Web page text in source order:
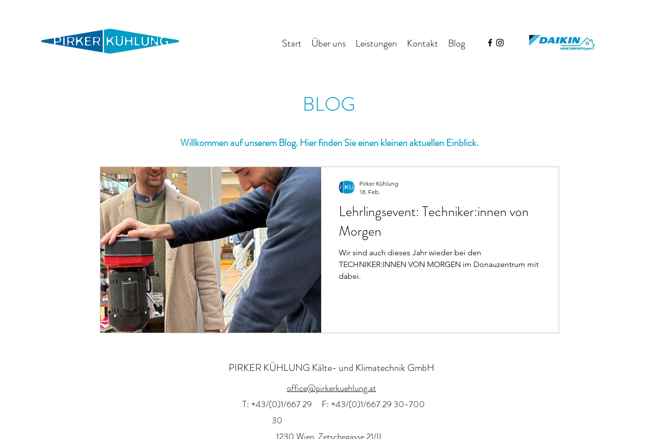
Start Über uns Leistungen Kontakt Blog
BLOG
Lehrlingsevent: Techniker:innen von
Morgen
Wir sind auch dieses Jahr wieder bei den
TECHNIKER:INNEN VON MORGEN im Donauzentrum mit
dabei.
Pirker Kühlung
18. Feb.
Willkommen auf unserem Blog. Hier finden Sie einen kleinen aktuellen Einblick.
PIRKER KÜHLUNG Kälte- und Klimatechnik GmbH
office@pirkerkuehlung.at
T: +43/(0)1/667 29
30
F: +43/(0)1/667 29 30-700
1230 Wien, Zetschegasse 21/II